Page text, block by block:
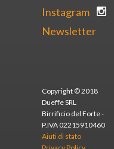
Instagram
Newsletter
Copyright © 2018
Dueffe SRL
Birrificio del Forte -
P.IVA 02215910460
Aiuti di stato